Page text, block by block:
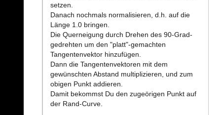
setzen.
Danach nochmals normalisieren, d.h. auf die
Länge 1.0 bringen.
Die Querneigung durch Drehen des 90-Grad-
gedrehten um den "platt"-gemachten
Tangentenvektor hinzufügen.
Dann die Tangentenvektoren mit dem
gewünschten Abstand multiplizieren, und zum
obigen Punkt addieren.
Damit bekommst Du den zugeörigen Punkt auf
der Rand-Curve.